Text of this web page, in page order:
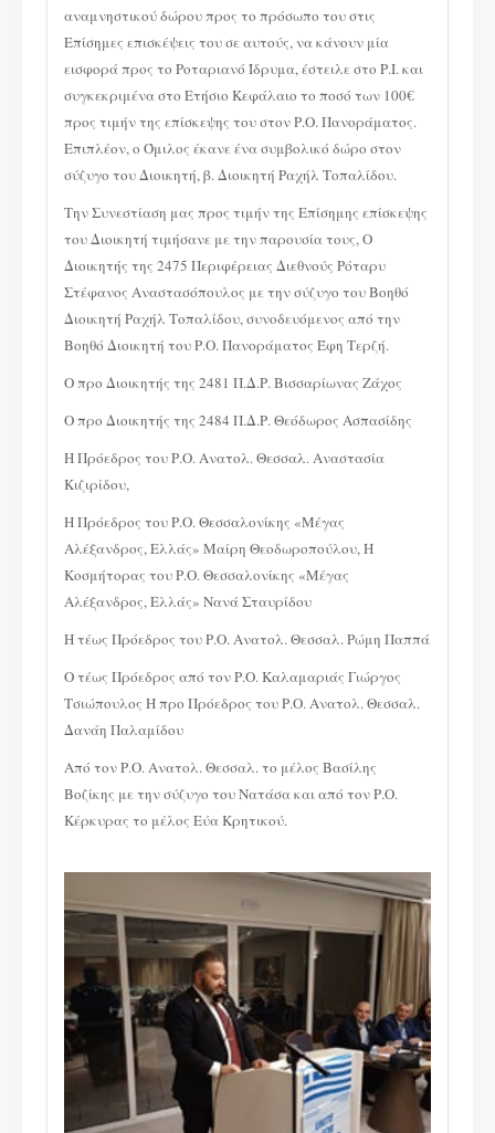
αναμνηστικού δώρου προς το πρόσωπο του στις
Επίσημες επισκέψεις του σε αυτούς, να κάνουν μία
εισφορά προς το Ροταριανό Ίδρυμα, έστειλε στο Ρ.Ι. και
συγκεκριμένα στο Ετήσιο Κεφάλαιο το ποσό των 100€
προς τιμήν της επίσκεψης του στον Ρ.Ο. Πανοράματος.
Επιπλέον, ο Όμιλος έκανε ένα συμβολικό δώρο στον
σύζυγο του Διοικητή, β. Διοικητή Ραχήλ Τοπαλίδου.
Την Συνεστίαση μας προς τιμήν της Επίσημης επίσκεψης
του Διοικητή τιμήσανε με την παρουσία τους, Ο
Διοικητής της 2475 Περιφέρειας Διεθνούς Ρόταρυ
Στέφανος Αναστασόπουλος με την σύζυγο του Βοηθό
Διοικητή Ραχήλ Τοπαλίδου, συνοδευόμενος από την
Βοηθό Διοικητή του Ρ.Ο. Πανοράματος Έφη Τερζή.
Ο προ Διοικητής της 2481 Π.Δ.Ρ. Βισσαρίωνας Ζάχος
Ο προ Διοικητής της 2484 Π.Δ.Ρ. Θεόδωρος Ασπασίδης
Η Πρόεδρος του Ρ.Ο. Ανατολ. Θεσσαλ. Αναστασία
Κιζιρίδου,
Η Πρόεδρος του Ρ.Ο. Θεσσαλονίκης «Μέγας
Αλέξανδρος, Ελλάς» Μαίρη Θεοδωροπούλου, Η
Κοσμήτορας του Ρ.Ο. Θεσσαλονίκης «Μέγας
Αλέξανδρος, Ελλάς» Νανά Σταυρίδου
Η τέως Πρόεδρος του Ρ.Ο. Ανατολ. Θεσσαλ. Ρώμη Παππά
Ο τέως Πρόεδρος από τον Ρ.Ο. Καλαμαριάς Γιώργος
Τσιώπουλος Η προ Πρόεδρος του Ρ.Ο. Ανατολ. Θεσσαλ.
Δανάη Παλαμίδου
Από τον Ρ.Ο. Ανατολ. Θεσσαλ. το μέλος Βασίλης
Βοζίκης με την σύζυγο του Νατάσα και από τον Ρ.Ο.
Κέρκυρας το μέλος Εύα Κρητικού.